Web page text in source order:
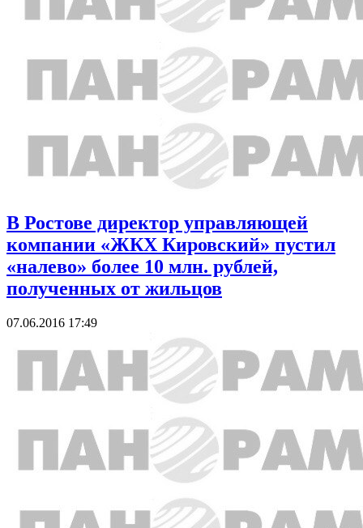
В Ростове директор управляющей
компании «ЖКХ Кировский» пустил
«налево» более 10 млн. рублей,
полученных от жильцов
07.06.2016 17:49